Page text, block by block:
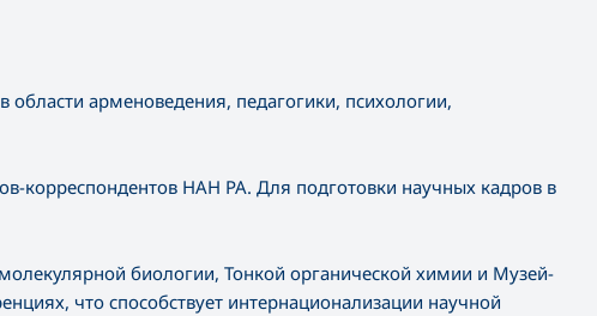
арменоведения, педагогики, психологии,
корреспондентов НАН РА. Для подготовки научных кадров в
биологии, Тонкой органической химии и Музей-
что способствует интернационализации научной